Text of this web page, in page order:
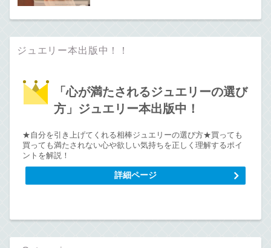
ジュエリー本出版中！！
「心が満たされるジュエリーの選び
方」ジュエリー本出版中！
★自分を引き上げてくれる相棒ジュエリーの選び方★買っても
買っても満たされない心や欲しい気持ちを正しく理解するポイ
ントを解説！
詳細ページ